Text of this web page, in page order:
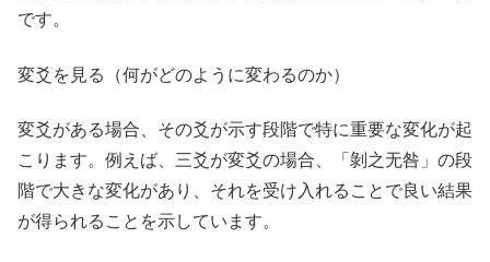
です。
変爻を見る（何がどのように変わるのか）
変爻がある場合、その爻が示す段階で特に重要な変化が起
こります。例えば、三爻が変爻の場合、「剝之无咎」の段
階で大きな変化があり、それを受け入れることで良い結果
が得られることを示しています。